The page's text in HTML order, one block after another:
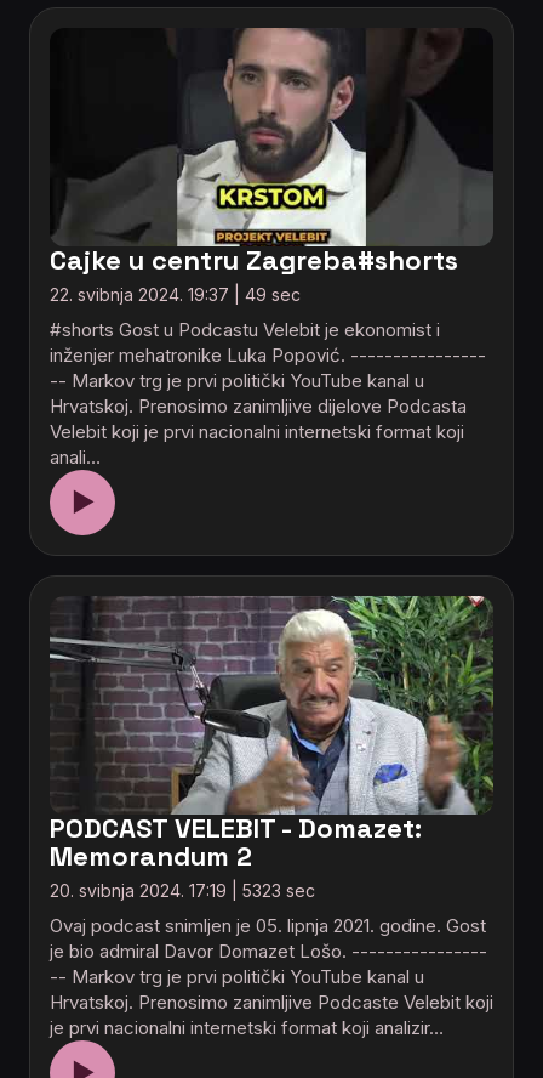
Cajke u centru Zagreba#shorts
22. svibnja 2024. 19:37 | 49 sec
#shorts Gost u Podcastu Velebit je ekonomist i
inženjer mehatronike Luka Popović. ----------------
-- Markov trg je prvi politički YouTube kanal u
Hrvatskoj. Prenosimo zanimljive dijelove Podcasta
Velebit koji je prvi nacionalni internetski format koji
anali…
▶
PODCAST VELEBIT - Domazet:
Memorandum 2
20. svibnja 2024. 17:19 | 5323 sec
Ovaj podcast snimljen je 05. lipnja 2021. godine. Gost
je bio admiral Davor Domazet Lošo. ----------------
-- Markov trg je prvi politički YouTube kanal u
Hrvatskoj. Prenosimo zanimljive Podcaste Velebit koji
je prvi nacionalni internetski format koji analizir…